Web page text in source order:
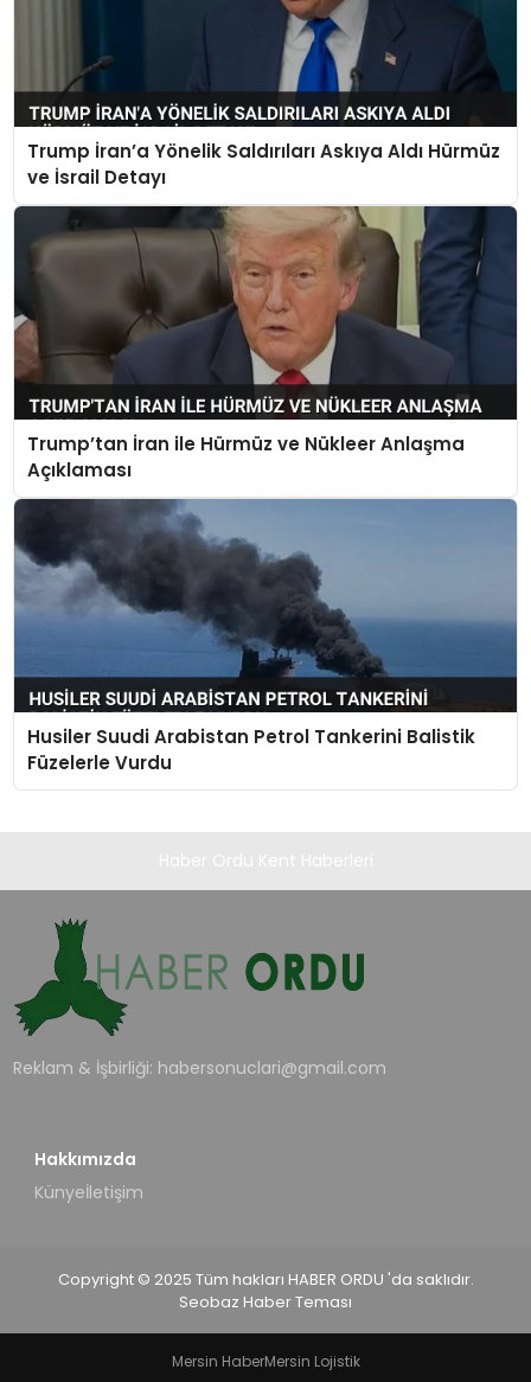
Trump İran’a Yönelik Saldırıları Askıya Aldı Hürmüz
ve İsrail Detayı
Trump’tan İran ile Hürmüz ve Nükleer Anlaşma
Açıklaması
Husiler Suudi Arabistan Petrol Tankerini Balistik
Füzelerle Vurdu
Reklam & İşbirliği: habersonuclari@gmail.com
Hakkımızda
Künyeİletişim
Copyright © 2025 Tüm hakları HABER ORDU 'da saklıdır.
Seobaz Haber Teması
Mersin HaberMersin Lojistik